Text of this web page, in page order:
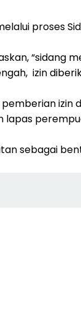
proses
“sidang
izin
izin
lapas
sebagai